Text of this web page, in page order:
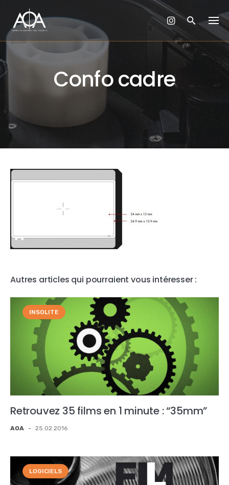
content
Confo cadre
Autres articles qui pourraient vous intéresser :
INSOLITE
Retrouvez 35 films en 1 minute : “35mm”
AOA - 25.02.2016
LOGICIELS